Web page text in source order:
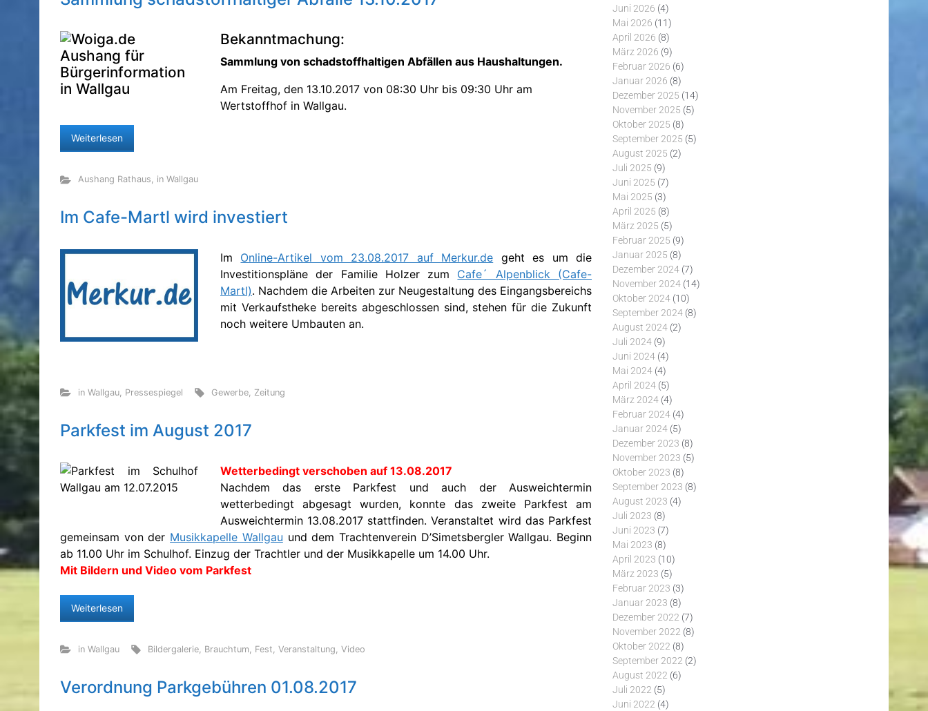
Bekanntmachung:
Sammlung von schadstoffhaltigen Abfällen aus Haushaltungen.
Am Freitag, den 13.10.2017 von 08:30 Uhr bis 09:30 Uhr am
Wertstoffhof in Wallgau.
Weiterlesen
Aushang Rathaus, in Wallgau
Im Cafe-Martl wird investiert
Im Online-Artikel vom 23.08.2017 auf Merkur.de geht es um die
Investitionspläne der Familie Holzer zum Cafe´ Alpenblick (Cafe-
Martl). Nachdem die Arbeiten zur Neugestaltung des Eingangsbereichs
mit Verkaufstheke bereits abgeschlossen sind, stehen für die Zukunft
noch weitere Umbauten an.
in Wallgau, Pressespiegel Gewerbe Zeitung
Parkfest im August 2017
Wetterbedingt verschoben auf 13.08.2017
Nachdem das erste Parkfest und auch der Ausweichtermin
wetterbedingt abgesagt wurden, konnte das zweite Parkfest am
Ausweichtermin 13.08.2017 stattfinden. Veranstaltet wird das Parkfest
gemeinsam von der Musikkapelle Wallgau und dem Trachtenverein D’Simetsbergler Wallgau. Beginn
ab 11.00 Uhr im Schulhof. Einzug der Trachtler und der Musikkapelle um 14.00 Uhr.
Mit Bildern und Video vom Parkfest
Weiterlesen
in Wallgau Bildergalerie Brauchtum Fest ,Veranstaltung ,Video
Verordnung Parkgebühren 01.08.2017
Juni 2026 (4)
Mai 2026 (11)
April 2026 (8)
März 2026 (9)
Februar 2026 (6)
Januar 2026 (8)
Dezember 2025 (14)
November 2025 (5)
Oktober 2025 (8)
September 2025 (5)
August 2025 (2)
Juli 2025 (9)
Juni 2025 (7)
Mai 2025 (3)
April 2025 (8)
März 2025 (5)
Februar 2025 (9)
Januar 2025 (8)
Dezember 2024 (7)
November 2024 (14)
Oktober 2024 (10)
September 2024 (8)
August 2024 (2)
Juli 2024 (9)
Juni 2024 (4)
Mai 2024 (4)
April 2024 (5)
März 2024 (4)
Februar 2024 (4)
Januar 2024 (5)
Dezember 2023 (8)
November 2023 (5)
Oktober 2023 (8)
September 2023 (8)
August 2023 (4)
Juli 2023 (8)
Juni 2023 (7)
Mai 2023 (8)
April 2023 (10)
März 2023 (5)
Februar 2023 (3)
Januar 2023 (8)
Dezember 2022 (7)
November 2022 (8)
Oktober 2022 (8)
September 2022 (2)
August 2022 (6)
Juli 2022 (5)
Juni 2022 (4)